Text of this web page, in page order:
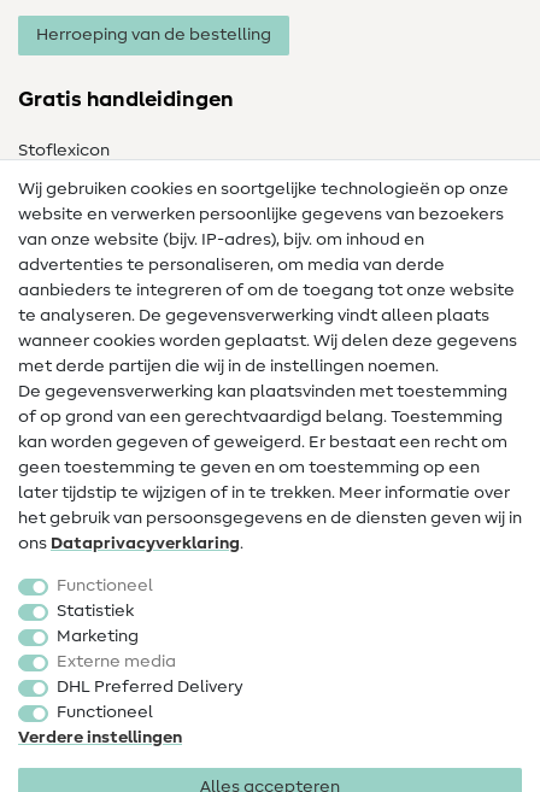
Herroeping van de bestelling
Gratis handleidingen
Stoflexicon
Naailexicon
Gratis Naaipatronen
Hulp & contact
Contact
Wijziging van eigenaar
FAQ
Herroepingsrecht
Populair
Fournituren
Sale
Wij gebruiken cookies en soortgelijke technologieën op onze
website en verwerken persoonlijke gegevens van bezoekers
van onze website (bijv. IP-adres), bijv. om inhoud en
advertenties te personaliseren, om media van derde
aanbieders te integreren of om de toegang tot onze website
te analyseren. De gegevensverwerking vindt alleen plaats
wanneer cookies worden geplaatst. Wij delen deze gegevens
met derde partijen die wij in de instellingen noemen.
De gegevensverwerking kan plaatsvinden met toestemming
of op grond van een gerechtvaardigd belang. Toestemming
kan worden gegeven of geweigerd. Er bestaat een recht om
geen toestemming te geven en om toestemming op een
later tijdstip te wijzigen of in te trekken. Meer informatie over
het gebruik van persoonsgegevens en de diensten geven wij in
ons Data­privacy­verklaring.
Functioneel
Statistiek
Marketing
Externe media
DHL Preferred Delivery
Functioneel
Verdere instellingen
Alles accepteren